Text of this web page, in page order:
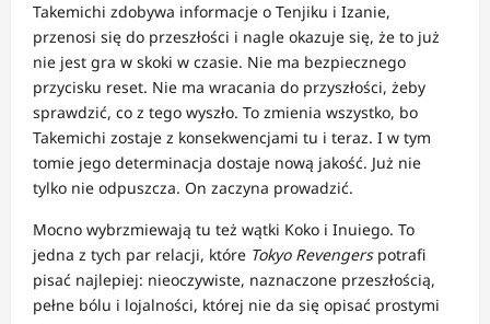
Takemichi zdobywa informacje o Tenjiku i Izanie,
przenosi się do przeszłości i nagle okazuje się, że to już
nie jest gra w skoki w czasie. Nie ma bezpiecznego
przycisku reset. Nie ma wracania do przyszłości, żeby
sprawdzić, co z tego wyszło. To zmienia wszystko, bo
Takemichi zostaje z konsekwencjami tu i teraz. I w tym
tomie jego determinacja dostaje nową jakość. Już nie
tylko nie odpuszcza. On zaczyna prowadzić.
Mocno wybrzmiewają tu też wątki Koko i Inuiego. To
jedna z tych par relacji, które Tokyo Revengerspotrafi
pisać najlepiej: nieoczywiste, naznaczone przeszłością,
pełne bólu i lojalności, której nie da się opisać prostymi